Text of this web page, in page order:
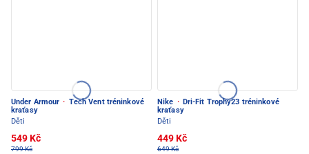
Under Armour · Tech Vent tréninkové
kraťasy
Děti
549 Kč
799 Kč
Nike · Dri-Fit Trophy23 tréninkové
kraťasy
Děti
449 Kč
649 Kč